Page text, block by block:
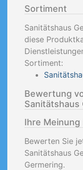
Sortiment
Sanitätshaus
diese
Sortiment:
Bewertung
Sanitätshaus
Ihre
Bewerten Sie
Sanitätshaus
Germering.